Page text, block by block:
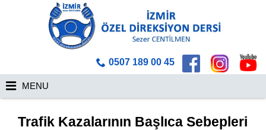
0507 189 00 45
MENU
Trafik Kazalarının Başlıca Sebepleri